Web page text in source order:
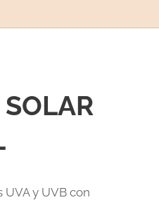
y UVB con